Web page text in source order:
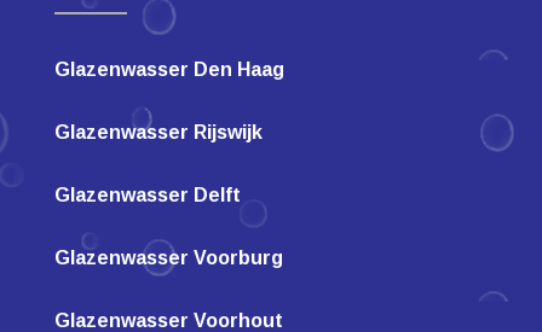
Glazenwasser Den Haag
Glazenwasser Rijswijk
Glazenwasser Delft
Glazenwasser Voorburg
Glazenwasser Voorhout